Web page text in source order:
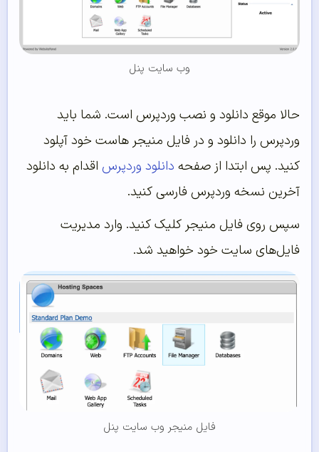
وب سایت پنل
حالا موقع دانلود و نصب وردپرس است. شما باید
وردپرس را دانلود و در فایل منیجر هاست خود آپلود
کنید. پس ابتدا از صفحه دانلود وردپرس اقدام به دانلود
آخرین نسخه وردپرس فارسی کنید.
سپس روی فایل منیجر کلیک کنید. وارد مدیریت
فایل‌های سایت خود خواهید شد.
فایل منیجر وب سایت پنل